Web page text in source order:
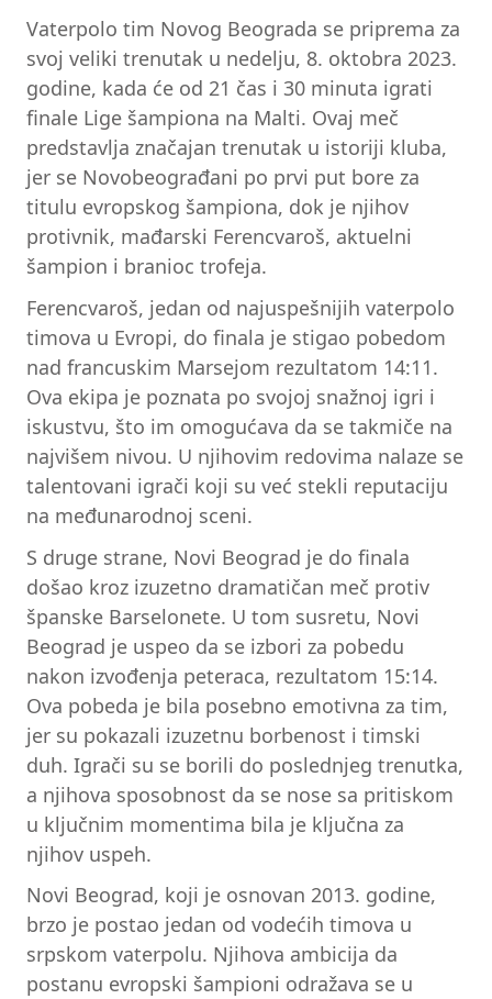
Vaterpolo tim Novog Beograda se priprema za
svoj veliki trenutak u nedelju, 8. oktobra 2023.
godine, kada će od 21 čas i 30 minuta igrati
finale Lige šampiona na Malti. Ovaj meč
predstavlja značajan trenutak u istoriji kluba,
jer se Novobeograđani po prvi put bore za
titulu evropskog šampiona, dok je njihov
protivnik, mađarski Ferencvaroš, aktuelni
šampion i branioc trofeja.
Ferencvaroš, jedan od najuspešnijih vaterpolo
timova u Evropi, do finala je stigao pobedom
nad francuskim Marsejom rezultatom 14:11.
Ova ekipa je poznata po svojoj snažnoj igri i
iskustvu, što im omogućava da se takmiče na
najvišem nivou. U njihovim redovima nalaze se
talentovani igrači koji su već stekli reputaciju
na međunarodnoj sceni.
S druge strane, Novi Beograd je do finala
došao kroz izuzetno dramatičan meč protiv
španske Barselonete. U tom susretu, Novi
Beograd je uspeo da se izbori za pobedu
nakon izvođenja peteraca, rezultatom 15:14.
Ova pobeda je bila posebno emotivna za tim,
jer su pokazali izuzetnu borbenost i timski
duh. Igrači su se borili do poslednjeg trenutka,
a njihova sposobnost da se nose sa pritiskom
u ključnim momentima bila je ključna za
njihov uspeh.
Novi Beograd, koji je osnovan 2013. godine,
brzo je postao jedan od vodećih timova u
srpskom vaterpolu. Njihova ambicija da
postanu evropski šampioni odražava se u